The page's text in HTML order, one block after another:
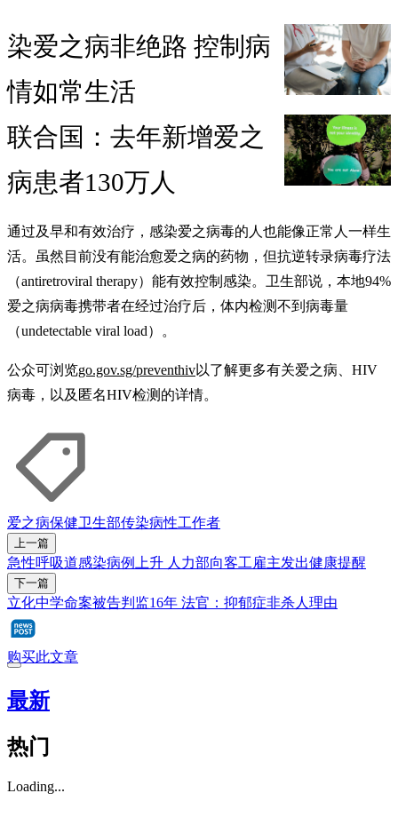
染爱之病非绝路 控制病
情如常生活
联合国：去年新增爱之
病患者130万人
通过及早和有效治疗，感染爱之病毒的人也能像正常人一样生
活。虽然目前没有能治愈爱之病的药物，但抗逆转录病毒疗法
（antiretroviral therapy）能有效控制感染。卫生部说，本地94%
爱之病病毒携带者在经过治疗后，体内检测不到病毒量
（undetectable viral load）。
公众可浏览go.gov.sg/preventhiv以了解更多有关爱之病、HIV
病毒，以及匿名HIV检测的详情。
爱之病保健卫生部传染病性工作者
上一篇
急性呼吸道感染病例上升 人力部向客工雇主发出健康提醒
下一篇
立化中学命案被告判监16年 法官：抑郁症非杀人理由
购买此文章
最新
热门
Loading...